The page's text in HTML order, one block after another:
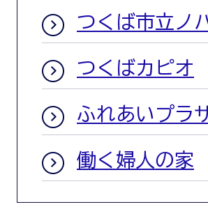
つくば市立ノ
つくばカピオ
ふれあいプラ
働く婦人の家